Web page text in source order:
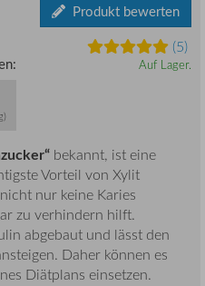
Produkt bewerten
(5)
Auf Lager.
bekannt, ist eine
Vorteil von Xylit
nur keine Karies
zu verhindern hilft.
abgebaut und lässt den
Daher können es
Diätplans einsetzen.